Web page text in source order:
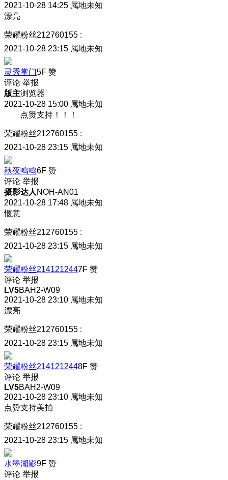
2021-10-28 14:25 属地未知
漂亮
荣耀粉丝212760155 :
2021-10-28 23:15 属地未知
灵秀掌门5F 赞
评论 举报
版主浏览器
2021-10-28 15:00 属地未知
点赞支持！！！
荣耀粉丝212760155 :
2021-10-28 23:15 属地未知
秋夜鸣鸣6F 赞
评论 举报
摄影达人 NOH-AN01
2021-10-28 17:48 属地未知
惬意
荣耀粉丝212760155 :
2021-10-28 23:15 属地未知
荣耀粉丝2141212447F 赞
评论 举报
LV5BAH2-W09
2021-10-28 23:10 属地未知
漂亮
荣耀粉丝212760155 :
2021-10-28 23:15 属地未知
荣耀粉丝2141212448F 赞
评论 举报
LV5BAH2-W09
2021-10-28 23:10 属地未知
点赞支持美拍
荣耀粉丝212760155 :
2021-10-28 23:15 属地未知
水墨湖影9F 赞
评论 举报